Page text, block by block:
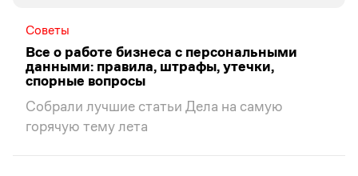
Советы
Все о работе бизнеса с персональными
данными: правила, штрафы, утечки,
спорные вопросы
Собрали лучшие статьи Дела на самую
горячую тему лета